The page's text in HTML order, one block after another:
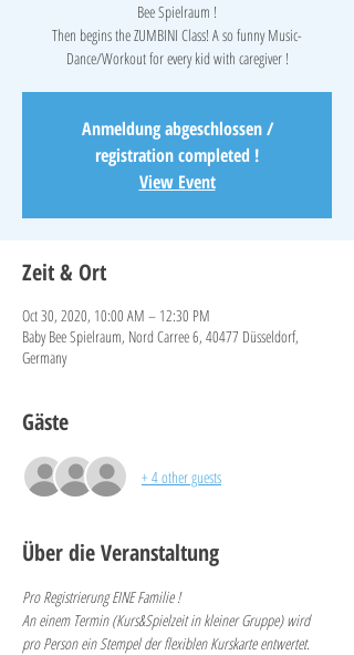
Bee Spielraum !
Then begins the ZUMBINI Class! A so funny Music-
Anmeldung abgeschlossen /
registration completed !
View Event
Zeit & Ort
Oct 30, 2020, 10:00 AM – 12:30 PM
Baby Bee Spielraum, Nord Carree 6, 40477 Düsseldorf,
Germany
Gäste
+ 4 other guests
Über die Veranstaltung
Pro Registrierung EINE Familie !
An einem Termin (Kurs&Spielzeit in kleiner Gruppe) wird
pro Person ein Stempel der flexiblen Kurskarte entwertet.